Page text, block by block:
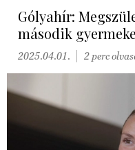
Gólyahír:
második gyermeke
2025.04.01. 2 perc